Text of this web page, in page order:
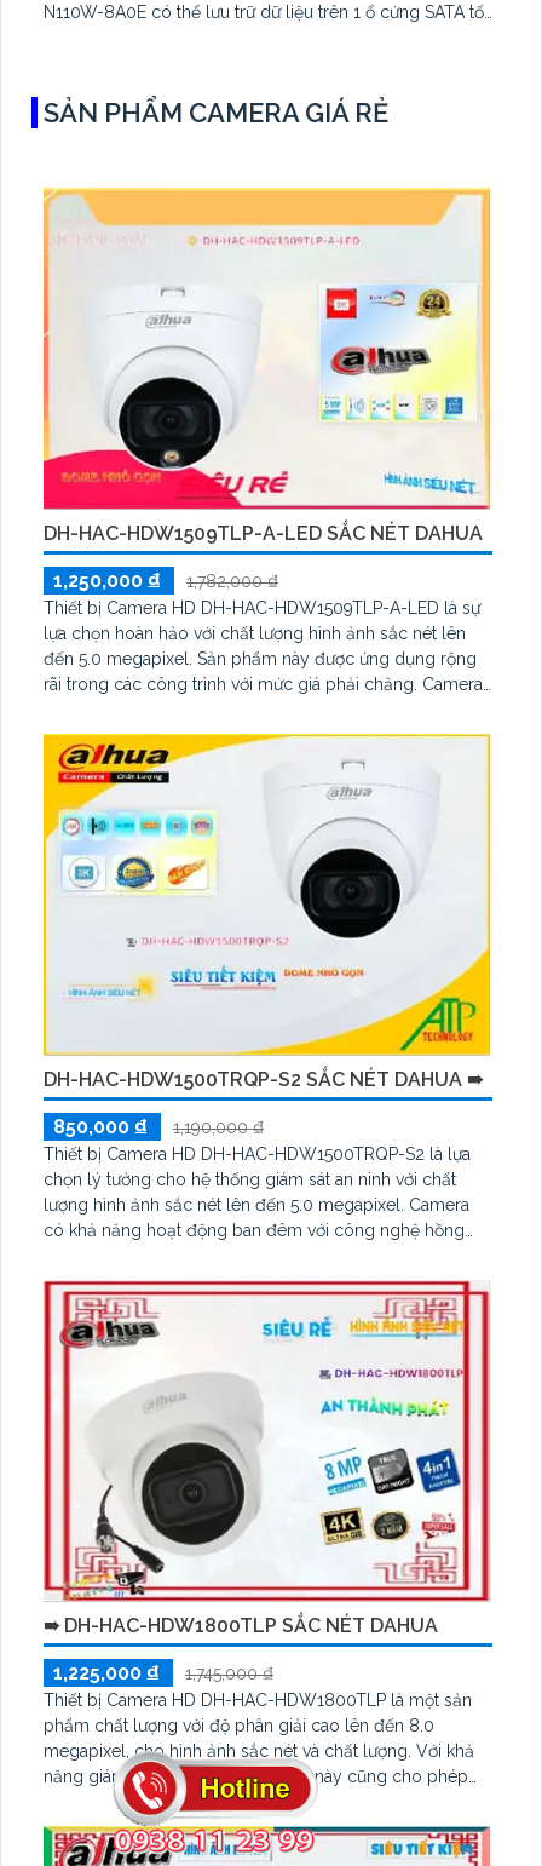
N110W-8A0E có thể lưu trữ dữ liệu trên 1 ổ cứng SATA tối
SẢN PHẨM CAMERA GIÁ RẺ
DH-HAC-HDW1509TLP-A-LED SẮC NÉT DAHUA
1,250,000 ₫
1,782,000 ₫
Thiết bị Camera HD DH-HAC-HDW1509TLP-A-LED là sự
lựa chọn hoàn hảo với chất lượng hình ảnh sắc nét lên
đến 5.0 megapixel. Sản phẩm này được ứng dụng rộng
rãi trong các công trình với mức giá phải chăng. Camera
thực trong khoảng cách lên đến 20m, giúp tiết kiệm chi
phí và phù hợp với mọi điều kiện ánh sáng
DH-HAC-HDW1500TRQP-S2 SẮC NÉT DAHUA ➠
850,000 ₫
1,190,000 ₫
Thiết bị Camera HD DH-HAC-HDW1500TRQP-S2 là lựa
chọn lý tưởng cho hệ thống giám sát an ninh với chất
lượng hình ảnh sắc nét lên đến 5.0 megapixel. Camera
có khả năng hoạt động ban đêm với công nghệ hồng
năng đa dạng hỗ trợ AHD, CVI, TVI, BCS và công nghệ
SMD, thiết bị này giúp thu hình chất lượng cao, phù hợp
cho căn hộ, nhà phố
➠ DH-HAC-HDW1800TLP SẮC NÉT DAHUA
1,225,000 ₫
1,745,000 ₫
Thiết bị Camera HD DH-HAC-HDW1800TLP là một sản
phẩm chất lượng với độ phân giải cao lên đến 8.0
megapixel, cho hình ảnh sắc nét và chất lượng. Với khả
năng giám sát chi tiết nhỏ, camera này cũng cho phép
quan sát ban đêm với công nghệ Hồng Ngoại 30m. Được
trang bị công nghệ AHD, CVI, TVI, BCS, camera này
mang độ bền cao hơn và hỗ trợ thu hình chất lượng, đặc